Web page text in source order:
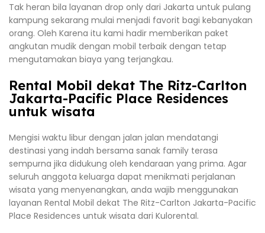
Tak heran bila layanan drop only dari Jakarta untuk pulang
kampung sekarang mulai menjadi favorit bagi kebanyakan
orang. Oleh Karena itu kami hadir memberikan paket
angkutan mudik dengan mobil terbaik dengan tetap
mengutamakan biaya yang terjangkau.
Rental Mobil dekat The Ritz-Carlton
Jakarta-Pacific Place Residences
untuk wisata
Mengisi waktu libur dengan jalan jalan mendatangi
destinasi yang indah bersama sanak family terasa
sempurna jika didukung oleh kendaraan yang prima. Agar
seluruh anggota keluarga dapat menikmati perjalanan
wisata yang menyenangkan, anda wajib menggunakan
layanan Rental Mobil dekat The Ritz-Carlton Jakarta-Pacific
Place Residences untuk wisata dari Kulorental.